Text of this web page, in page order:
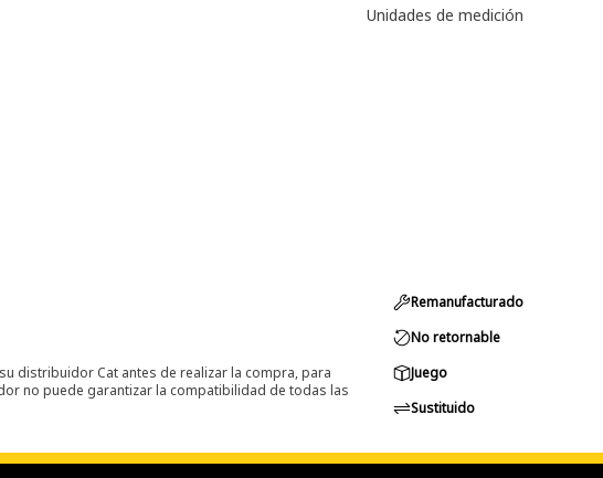
Unidades de medición
distribuidor Cat antes de realizar la compra, para
no puede garantizar la compatibilidad de todas las
Remanufacturado
No retornable
Juego
Sustituido